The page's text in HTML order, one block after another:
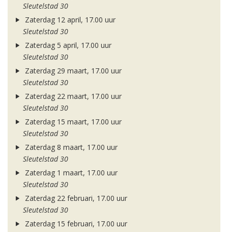
Sleutelstad 30
Zaterdag 12 april, 17.00 uur
Sleutelstad 30
Zaterdag 5 april, 17.00 uur
Sleutelstad 30
Zaterdag 29 maart, 17.00 uur
Sleutelstad 30
Zaterdag 22 maart, 17.00 uur
Sleutelstad 30
Zaterdag 15 maart, 17.00 uur
Sleutelstad 30
Zaterdag 8 maart, 17.00 uur
Sleutelstad 30
Zaterdag 1 maart, 17.00 uur
Sleutelstad 30
Zaterdag 22 februari, 17.00 uur
Sleutelstad 30
Zaterdag 15 februari, 17.00 uur